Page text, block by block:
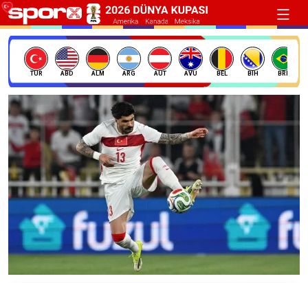
TÜR ABD ALM ARG AUT AVU BEL BIH BRE